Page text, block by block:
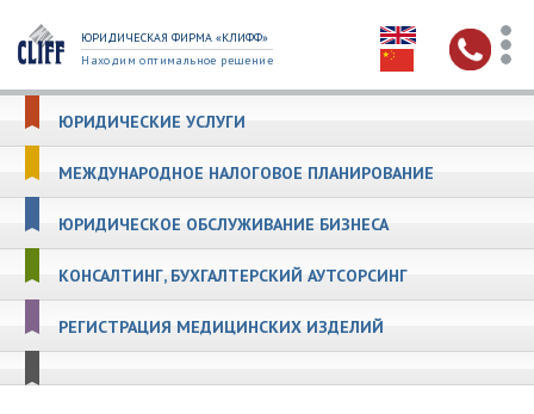
ЮРИДИЧЕСКАЯ ФИРМА «КЛИФФ»
Находим оптимальное решение
ЮРИДИЧЕСКИЕ УСЛУГИ
МЕЖДУНАРОДНОЕ НАЛОГОВОЕ ПЛАНИРОВАНИЕ
ЮРИДИЧЕСКОЕ ОБСЛУЖИВАНИЕ БИЗНЕСА
КОНСАЛТИНГ, БУХГАЛТЕРСКИЙ АУТСОРСИНГ
РЕГИСТРАЦИЯ МЕДИЦИНСКИХ ИЗДЕЛИЙ